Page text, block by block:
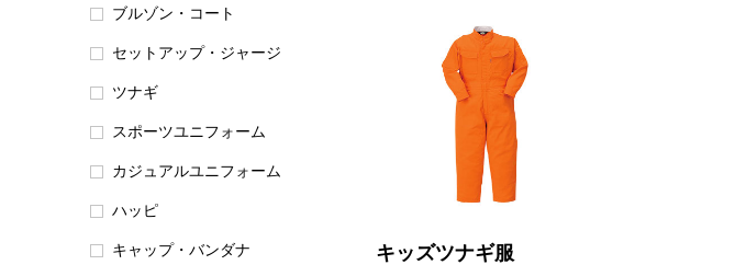
ブルゾン・コート
セットアップ・ジャージ
ツナギ
スポーツユニフォーム
カジュアルユニフォーム
ハッピ
キャップ・バンダナ キッズツナギ服